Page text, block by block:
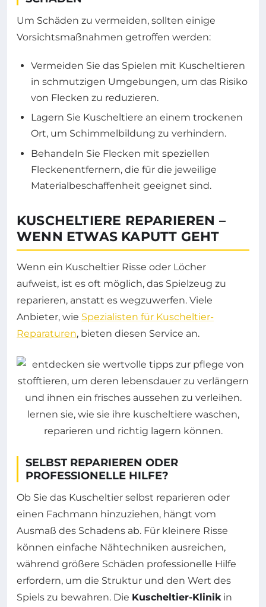
Um Schäden zu vermeiden, sollten einige
Vorsichtsmaßnahmen getroffen werden:
Vermeiden Sie das Spielen mit Kuscheltieren
in schmutzigen Umgebungen, um das Risiko
von Flecken zu reduzieren.
Lagern Sie Kuscheltiere an einem trockenen
Ort, um Schimmelbildung zu verhindern.
Behandeln Sie Flecken mit speziellen
Fleckenentfernern, die für die jeweilige
Materialbeschaffenheit geeignet sind.
KUSCHELTIERE REPARIEREN –
WENN ETWAS KAPUTT GEHT
Wenn ein Kuscheltier Risse oder Löcher
aufweist, ist es oft möglich, das Spielzeug zu
reparieren, anstatt es wegzuwerfen. Viele
Anbieter, wie Spezialisten für Kuscheltier-
Reparaturen, bieten diesen Service an.
SELBST REPARIEREN ODER
PROFESSIONELLE HILFE?
Ob Sie das Kuscheltier selbst reparieren oder
einen Fachmann hinzuziehen, hängt vom
Ausmaß des Schadens ab. Für kleinere Risse
können einfache Nähtechniken ausreichen,
während größere Schäden professionelle Hilfe
erfordern, um die Struktur und den Wert des
Spiels zu bewahren. Die Kuscheltier-Klinik in